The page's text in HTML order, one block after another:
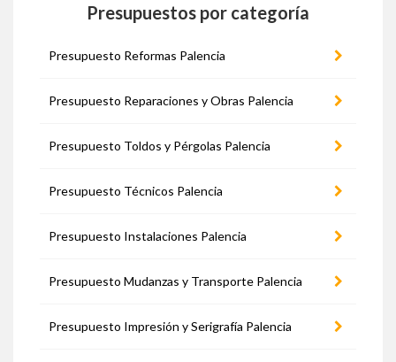
Presupuestos por categoría
Presupuesto Reformas Palencia
Presupuesto Reparaciones y Obras Palencia
Presupuesto Toldos y Pérgolas Palencia
Presupuesto Técnicos Palencia
Presupuesto Instalaciones Palencia
Presupuesto Mudanzas y Transporte Palencia
Presupuesto Impresión y Serigrafía Palencia